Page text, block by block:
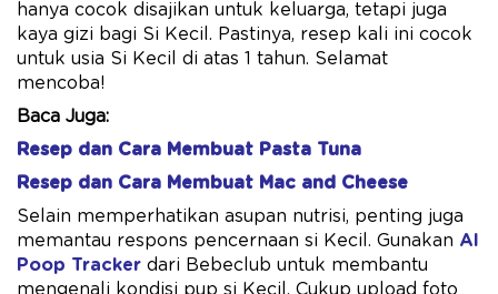
hanya cocok disajikan untuk keluarga, tetapi juga
kaya gizi bagi Si Kecil. Pastinya, resep kali ini cocok
untuk usia Si Kecil di atas 1 tahun. Selamat
mencoba!
Baca Juga:
Resep dan Cara Membuat Pasta Tuna
Resep dan Cara Membuat Mac and Cheese
Selain memperhatikan asupan nutrisi, penting juga
memantau respons pencernaan si Kecil. Gunakan AI
Poop Tracker dari Bebeclub untuk membantu
mengenali kondisi pup si Kecil. Cukup upload foto